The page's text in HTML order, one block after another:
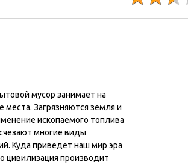
мусор занимает на
места. Загрязняются земля и
ископаемого топлива
многие виды
Куда приведёт наш мир эра
цивилизация производит